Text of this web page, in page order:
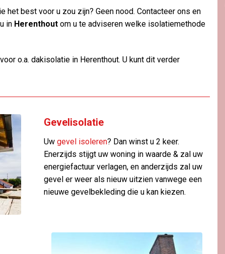
het best voor u zou zijn? Geen nood. Contacteer ons en
in Herenthout om u te adviseren welke isolatiemethode
o.a. dakisolatie in Herenthout. U kunt dit verder
Gevelisolatie
Uw gevel isoleren? Dan winst u 2 keer.
Enerzijds stijgt uw woning in waarde & zal uw
energiefactuur verlagen, en anderzijds zal uw
gevel er weer als nieuw uitzien vanwege een
nieuwe gevelbekleding die u kan kiezen.